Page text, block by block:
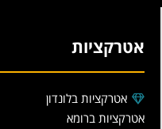
אטרקציות
אטרקציות בלונדון
אטרקציות ברומא